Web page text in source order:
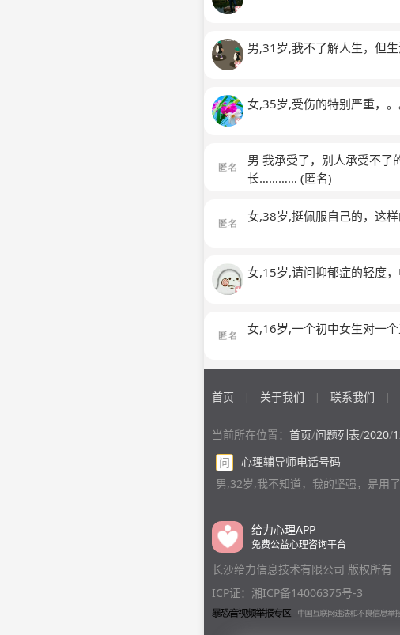
男,31岁,我不了解人生，但生
女,35岁,受伤的特别严重，
男 我承受了，别人承受不了
长………… (匿名)
女,38岁,挺佩服自己的，这
女,15岁,请问抑郁症的轻度
女,16岁,一个初中女生对一
首页 | 关于我们 | 联系我们 |
当前所在位置： 首页/问题列表/2020/
问
心理辅导师电话号码
男,32岁,我不知道，我的坚强，是用
给力心理APP
免费公益心理咨询平台
长沙给力信息技术有限公司 版权所有
ICP证：湘ICP备14006375号-3